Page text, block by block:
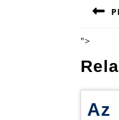
post:
">
Az